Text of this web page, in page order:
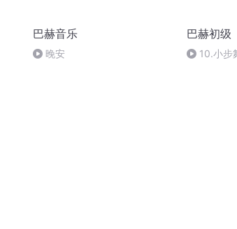
巴赫音乐
晚安
巴赫初级
10.小步